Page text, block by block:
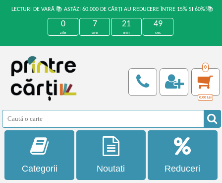
LECTURI DE VARĂ 📚 ASTĂZI 60.000 DE CĂRȚI AU REDUCERE ÎNTRE 15% ȘI 60%!📚
0
zile
7
ore
21
min
48
sec
0
0,00 Lei
Categorii Noutati Reduceri